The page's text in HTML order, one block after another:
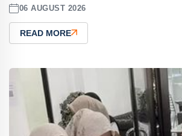
06 AUGUST 2026
READ MORE